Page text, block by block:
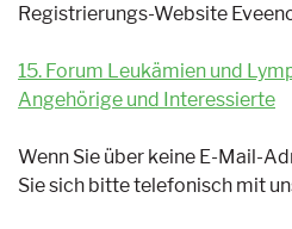
Registrierungs-Website
15. Forum Leukämien und
Angehörige und Interessierte
Wenn Sie über keine E-Mail-
Sie sich bitte telefonisch mit